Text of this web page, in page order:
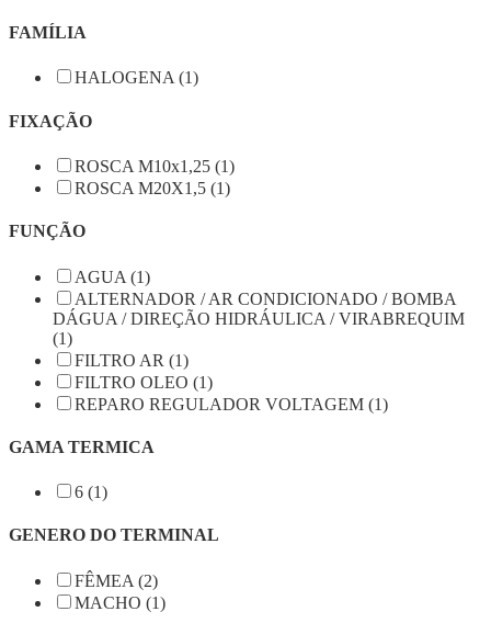
FAMÍLIA
HALOGENA (1)
FIXAÇÃO
ROSCA M10x1,25 (1)
ROSCA M20X1,5 (1)
FUNÇÃO
AGUA (1)
ALTERNADOR / AR CONDICIONADO / BOMBA
DÁGUA / DIREÇÃO HIDRÁULICA / VIRABREQUIM
(1)
FILTRO AR (1)
FILTRO OLEO (1)
REPARO REGULADOR VOLTAGEM (1)
GAMA TERMICA
6 (1)
GENERO DO TERMINAL
FÊMEA (2)
MACHO (1)